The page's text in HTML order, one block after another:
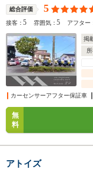
総合評価 5
接客：5 雰囲気：5 アフター
掲
カーセンサーアフター保証車
無
料
アトイズ